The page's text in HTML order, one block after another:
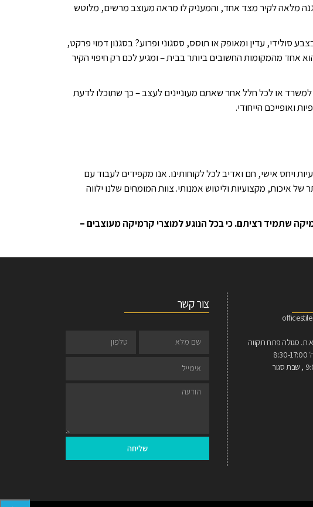
מלאה לקיר מצד אחד, והמעניק לו מראה מעוצב מרשים, מלוטש
סולידי, עדין ומאופק או תוסס, ססגוני ופרוע? בסגנון דמוי פרקט,
אחד מהמקומות החשובים ביותר בבית – ומגיע לכם רק חיפוי הקיר
למשרד או לכל חלל אחר שאתם מעוניינים לעצב – כך שתוכלו לדעת
ואופייכם הייחודי.
מקצועיות ויחס אישי, חם ואדיב לכל לקוחותינו. אנו מקפידים לעבוד עם
איכות, מקצועיות וליטוש אמנותי. צוות המומחים שלנו ילווה
ביחד את חיפוי הקרמיקה שתמיד רציתם. כי בכל הנוגע למוצרי קרמיקה מעוצבים –
צור קשר
שליחה